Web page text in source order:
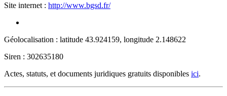
Site internet : http://www.bgsd.fr/
Géolocalisation : latitude 43.924159, longitude 2.148622
Siren : 302635180
Actes, statuts, et documents juridiques gratuits disponibles ici.